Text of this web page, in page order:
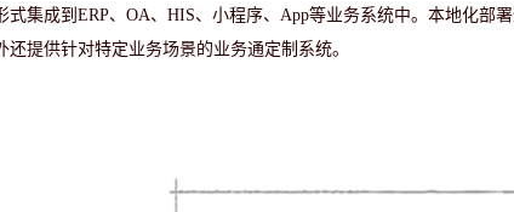
集成到ERP、OA、HIS、小程序、App等业务系统中。本地化部
提供针对特定业务场景的业务通定制系统。